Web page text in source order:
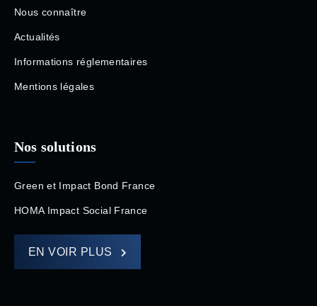
Nous connaître
Actualités
Informations réglementaires
Mentions légales
Nos solutions
Green et Impact Bond France
HOMA Impact Social France
EN VOIR PLUS